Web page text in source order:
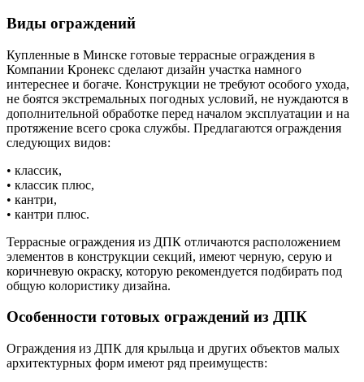
Виды ограждений
Купленные в Минске готовые террасные ограждения в
Компании Кронекс сделают дизайн участка намного
интереснее и богаче. Конструкции не требуют особого ухода,
не боятся экстремальных погодных условий, не нуждаются в
дополнительной обработке перед началом эксплуатации и на
протяжение всего срока службы. Предлагаются ограждения
следующих видов:
• классик,
• классик плюс,
• кантри,
• кантри плюс.
Террасные ограждения из ДПК отличаются расположением
элементов в конструкции секций, имеют черную, серую и
коричневую окраску, которую рекомендуется подбирать под
общую колористику дизайна.
Особенности готовых ограждений из ДПК
Ограждения из ДПК для крыльца и других объектов малых
архитектурных форм имеют ряд преимуществ: